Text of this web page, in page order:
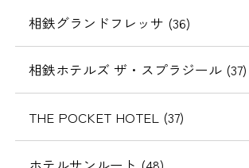
相鉄グランドフレッサ (36)
相鉄ホテルズ ザ・スプラジール (37)
THE POCKET HOTEL (37)